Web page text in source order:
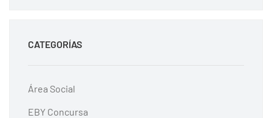
CATEGORÍAS
Área Social
EBY Concursa